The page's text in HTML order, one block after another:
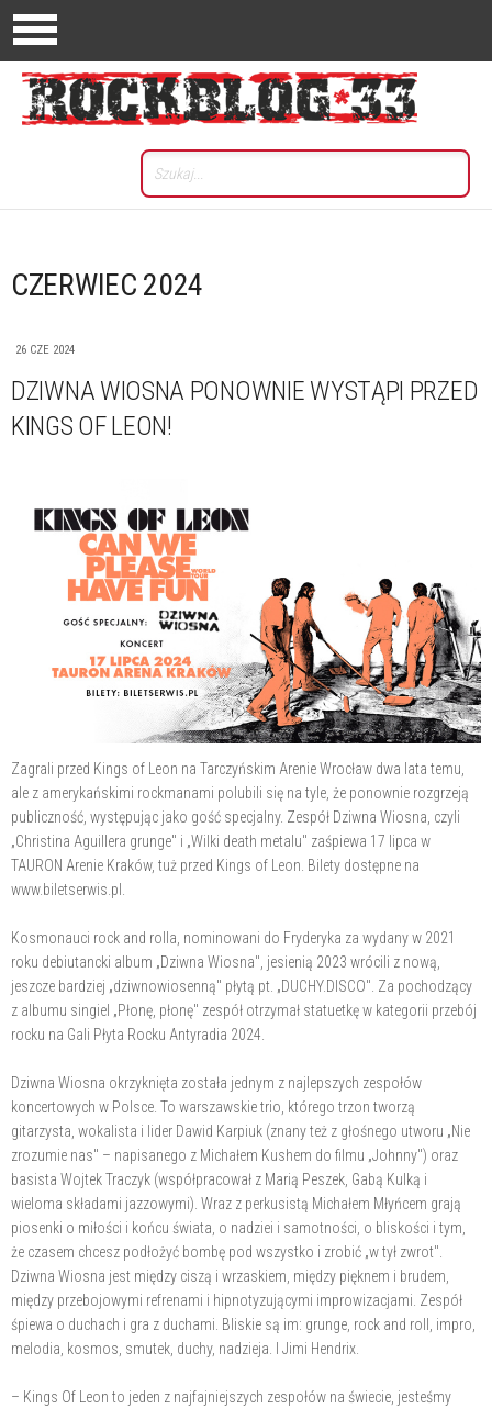
CZERWIEC 2024
26 CZE 2024
DZIWNA WIOSNA PONOWNIE WYSTĄPI PRZED
KINGS OF LEON!
Zagrali przed Kings of Leon na Tarczyńskim Arenie Wrocław dwa lata temu,
ale z amerykańskimi rockmanami polubili się na tyle, że ponownie rozgrzeją
publiczność, występując jako gość specjalny. Zespół Dziwna Wiosna, czyli
„Christina Aguillera grunge" i „Wilki death metalu" zaśpiewa 17 lipca w
TAURON Arenie Kraków, tuż przed Kings of Leon. Bilety dostępne na
www.biletserwis.pl.
Kosmonauci rock and rolla, nominowani do Fryderyka za wydany w 2021
roku debiutancki album „Dziwna Wiosna", jesienią 2023 wrócili z nową,
jeszcze bardziej „dziwnowiosenną" płytą pt. „DUCHY.DISCO". Za pochodzący
z albumu singiel „Płonę, płonę" zespół otrzymał statuetkę w kategorii przebój
rocku na Gali Płyta Rocku Antyradia 2024.
Dziwna Wiosna okrzyknięta została jednym z najlepszych zespołów
koncertowych w Polsce. To warszawskie trio, którego trzon tworzą
gitarzysta, wokalista i lider Dawid Karpiuk (znany też z głośnego utworu „Nie
zrozumie nas" – napisanego z Michałem Kushem do filmu „Johnny") oraz
basista Wojtek Traczyk (współpracował z Marią Peszek, Gabą Kulką i
wieloma składami jazzowymi). Wraz z perkusistą Michałem Młyńcem grają
piosenki o miłości i końcu świata, o nadziei i samotności, o bliskości i tym,
że czasem chcesz podłożyć bombę pod wszystko i zrobić „w tył zwrot".
Dziwna Wiosna jest między ciszą i wrzaskiem, między pięknem i brudem,
między przebojowymi refrenami i hipnotyzującymi improwizacjami. Zespół
śpiewa o duchach i gra z duchami. Bliskie są im: grunge, rock and roll, impro,
melodia, kosmos, smutek, duchy, nadzieja. I Jimi Hendrix.
– Kings Of Leon to jeden z najfajniejszych zespołów na świecie, jesteśmy